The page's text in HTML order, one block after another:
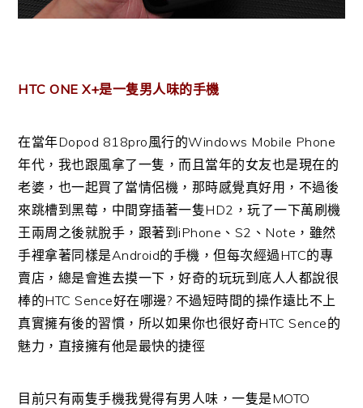
HTC ONE X+是一隻男人味的手機
在當年Dopod 818pro風行的Windows Mobile Phone
年代，我也跟風拿了一隻，而且當年的女友也是現在的
老婆，也一起買了當情侶機，那時感覺真好用，不過後
來跳槽到黑莓，中間穿插著一隻HD2，玩了一下萬刷機
王兩周之後就脫手，跟著到iPhone、S2、Note，雖然
手裡拿著同樣是Android的手機，但每次經過HTC的專
賣店，總是會進去摸一下，好奇的玩玩到底人人都說很
棒的HTC Sence好在哪邊? 不過短時間的操作遠比不上
真實擁有後的習慣，所以如果你也很好奇HTC Sence的
魅力，直接擁有他是最快的捷徑
目前只有兩隻手機我覺得有男人味，一隻是MOTO